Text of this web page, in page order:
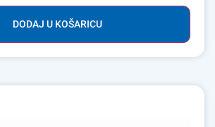
DODAJ U KOŠARICU